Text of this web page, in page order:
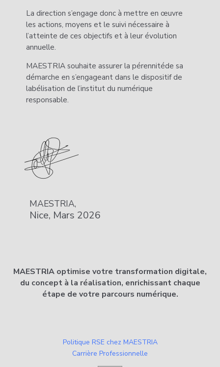
La direction s’engage donc à mettre en œuvre
les actions, moyens et le suivi nécessaire à
l’atteinte de ces objectifs et à leur évolution
annuelle.
MAESTRIA souhaite assurer la pérennitéde sa
démarche en s’engageant dans le dispositif de
labélisation de l’institut du numérique
responsable.
MAESTRIA,
Nice, Mars 2026
MAESTRIA optimise votre transformation digitale,
du concept à la réalisation, enrichissant chaque
étape de votre parcours numérique.
Politique RSE chez MAESTRIA
Carrière Professionnelle